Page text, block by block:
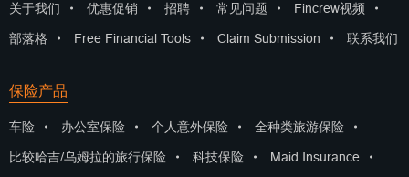
关于我们 • 优惠促销 • 招聘 • 常见问题 • Fincrew视频 •
部落格 • Free Financial Tools • Claim Submission • 联系我们
保险产品
车险 • 办公室保险 • 个人意外保险 • 全种类旅游保险 •
比较哈吉/乌姆拉的旅行保险 • 科技保险 • Maid Insurance •